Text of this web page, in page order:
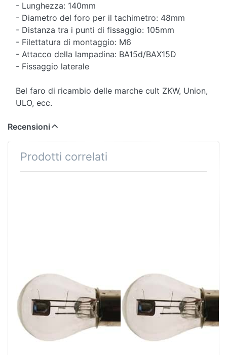
- Lunghezza: 140mm
- Diametro del foro per il tachimetro: 48mm
- Distanza tra i punti di fissaggio: 105mm
- Filettatura di montaggio: M6
- Attacco della lampadina: BA15d/BAX15D
- Fissaggio laterale
Bel faro di ricambio delle marche cult ZKW, Union,
ULO, ecc.
Recensioni
Prodotti correlati
Scheinwerferbirne
6V/15-15W, 2-
Phase, weiss,
Sockel BA15D
RMS
Scheinwerferbirne
6V/18-18W, 2-
fase, bianco,
attacco BAX15D